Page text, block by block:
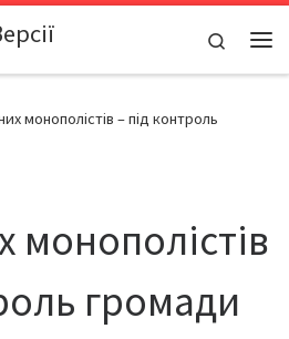
Search
монополістів – під контроль
громади